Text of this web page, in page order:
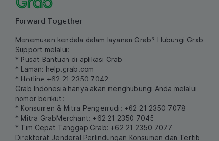
Forward Together
Menemukan kendala dalam layanan Grab? Hubungi Grab
Support melalui:
* Pusat Bantuan di aplikasi Grab
* Laman: help.grab.com
* Hotline +62 21 2350 7042
Grab Indonesia hanya akan menghubungi Anda melalui
nomor berikut:
* Konsumen & Mitra Pengemudi: +62 21 2350 7078
* Mitra GrabMerchant: +62 21 2350 7045
* Tim Cepat Tanggap Grab: +62 21 2350 7077
Direktorat Jenderal Perlindungan Konsumen dan Tertib